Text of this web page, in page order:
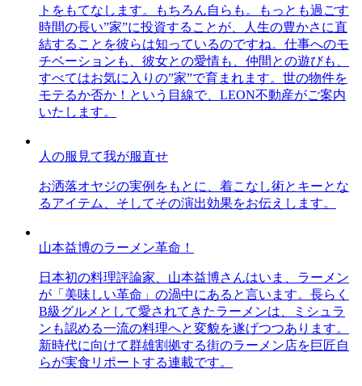
トをもてなします。もちろん自らも。もっとも過ごす
時間の長い”家”に投資することが、人生の豊かさに直
結することを彼らは知っているのですね。仕事へのモ
チベーションも、彼女との愛情も、仲間との遊びも、
すべてはお気に入りの”家”で育まれます。世の物件を
モテるか否か！という目線で、LEON不動産がご案内
いたします。
人の服見て我が服直せ
お洒落オヤジの実例をもとに、着こなし術とキーとな
るアイテム、そしてその演出効果をお伝えします。
山本益博のラーメン革命！
日本初の料理評論家、山本益博さんはいま、ラーメン
が「美味しい革命」の渦中にあると言います。長らく
B級グルメとして愛されてきたラーメンは、ミシュラ
ンも認める一流の料理へと変貌を遂げつつあります。
新時代に向けて群雄割拠する街のラーメン店を巨匠自
らが実食リポートする連載です。